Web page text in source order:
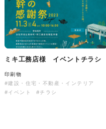
ミキ工務店様 イベントチラシ
印刷物
#建設・住宅・不動産・インテリア
#イベント
#チラシ